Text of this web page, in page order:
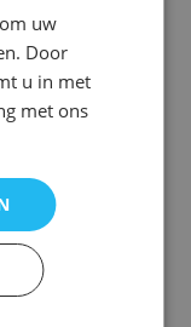
originele met
voor dit
te
uw
Door
u in met
met ons